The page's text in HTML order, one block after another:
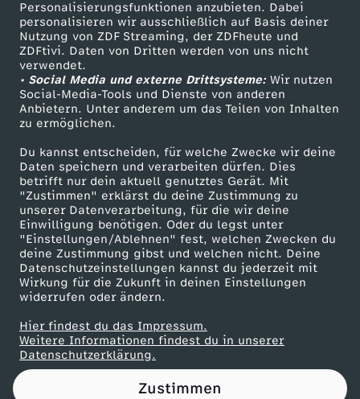
Personalisierungsfunktionen anzubieten. Dabei
personalisieren wir ausschließlich auf Basis deiner
Nutzung von ZDF Streaming, der ZDFheute und
ZDFtivi. Daten von Dritten werden von uns nicht
verwendet.
• Social Media und externe Drittsysteme:Wir nutzen
Social-Media-Tools und Dienste von anderen
Anbietern. Unter anderem um das Teilen von Inhalten
zu ermöglichen.
Du kannst entscheiden, für welche Zwecke wir deine
Daten speichern und verarbeiten dürfen. Dies
betrifft nur dein aktuell genutztes Gerät. Mit
"Zustimmen" erklärst du deine Zustimmung zu
unserer Datenverarbeitung, für die wir deine
Einwilligung benötigen. Oder du legst unter
"Einstellungen/Ablehnen" fest, welchen Zwecken du
deine Zustimmung gibst und welchen nicht. Deine
Datenschutzeinstellungen kannst du jederzeit mit
Wirkung für die Zukunft in deinen Einstellungen
widerrufen oder ändern.
Hier findest du das Impressum.
Weitere Informationen findest du in unserer
Datenschutzerklärung.
Zustimmen
p
a
v
o
m
1
8
.
M
ä
ZDF Unternehmen
Karriere
ZDF goes Schule
Werbefernsehen
Mainzelmännchen
Partner